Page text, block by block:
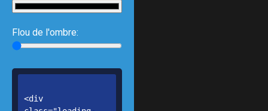
Flou de l'ombre: